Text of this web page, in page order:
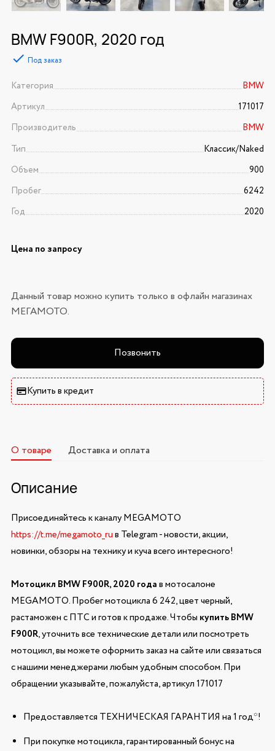
BMW F900R, 2020 год
Под заказ
Категория
BMW
Артикул
171017
Производитель
BMW
Тип
Классик/Naked
Объем
900
Пробег
6242
Год
2020
Цена по запросу
Данный товар можно купить только в офлайн магазинах
МЕГАМОТО.
Позвонить
Купить в кредит
О товаре Доставка и оплата
Описание
Присоединяйтесь к каналу MEGAMOTO
https://t.me/megamoto_ruв Telegram - новости, акции,
новинки, обзоры на технику и куча всего интересного!
Мотоцикл BMW F900R, 2020 годав мотосалоне
MEGAMOTO. Пробег мотоцикла 6 242, цвет черный,
растаможен с ПТС и готов к продаже. Чтобы купить BMW
F900R, уточнить все технические детали или посмотреть
мотоцикл, вы можете оформить заказ на сайте или связаться
с нашими менеджерами любым удобным способом. При
обращении указывайте, пожалуйста, артикул 171017
Предоставляется ТЕХНИЧЕСКАЯ ГАРАНТИЯ на 1 год*!
При покупке мотоцикла, гарантированный бонус на